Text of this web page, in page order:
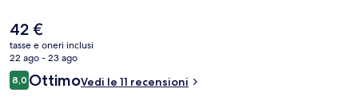
Il
prezzo
attuale
è
42 €
42 €
tasse e oneri inclusi
22 ago - 23 ago
Recensioni
8,08,0 su 10
OttimoVedi le 11 recensioni